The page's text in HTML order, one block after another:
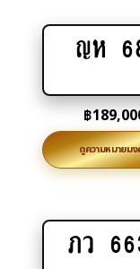
ญห
฿
ดูความหมายม
ภว